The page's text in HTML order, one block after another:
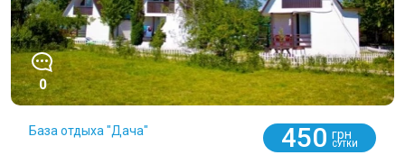
0
База отдыха "Дача" 450 грн
СУТКИ